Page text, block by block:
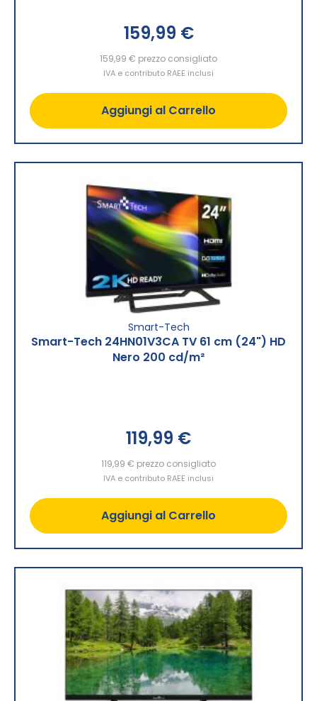
159,99 €
159,99 € prezzo consigliato
IVA e contributo RAEE inclusi
Aggiungi al Carrello
Smart-Tech
Smart-Tech 24HN01V3CA TV 61 cm (24") HD
Nero 200 cd/m²
119,99 €
119,99 € prezzo consigliato
IVA e contributo RAEE inclusi
Aggiungi al Carrello